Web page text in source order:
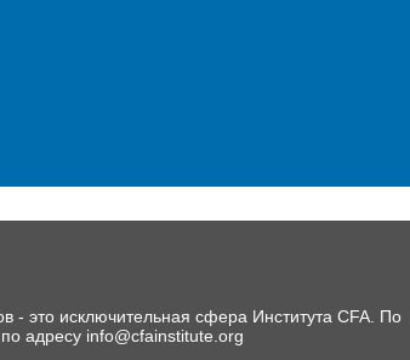
- это исключительная сфера Института CFA. По
адресу info@cfainstitute.org